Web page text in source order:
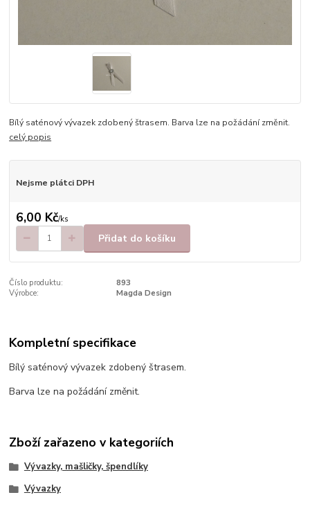
Bílý saténový vývazek zdobený štrasem. Barva lze na požádání změnit.
celý popis
Nejsme plátci DPH
6,00 Kč/ks
Přidat do košíku
Číslo produktu:
893
Výrobce:
Magda Design
Kompletní specifikace
Bílý saténový vývazek zdobený štrasem.
Barva lze na požádání změnit.
Zboží zařazeno v kategoriích
Vývazky, mašličky, špendlíky
Vývazky